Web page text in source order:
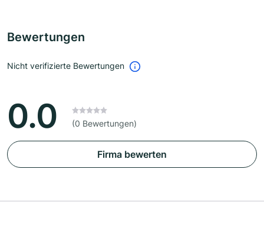
Bewertungen
Nicht verifizierte Bewertungen
0.0 (0 Bewertungen)
Firma bewerten